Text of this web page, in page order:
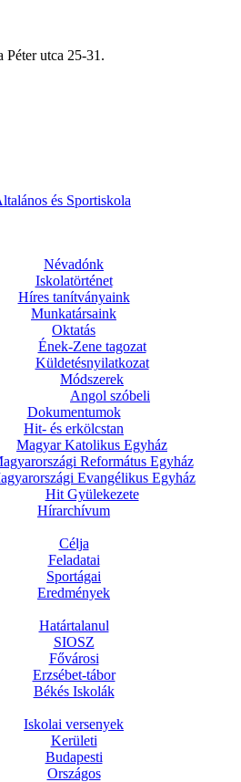
Péter utca 25-31.
Névadónk
Iskolatörténet
Híres tanítványaink
Munkatársaink
Oktatás
Ének-Zene tagozat
Küldetésnyilatkozat
Módszerek
Angol szóbeli
Dokumentumok
Hit- és erkölcstan
Magyar Katolikus Egyház
Református Egyház
Evangélikus Egyház
Hit Gyülekezete
Hírarchívum
Célja
Feladatai
Sportágai
Eredmények
Határtalanul
SIOSZ
Fővárosi
Erzsébet-tábor
Békés Iskolák
Iskolai versenyek
Kerületi
Budapesti
Országos